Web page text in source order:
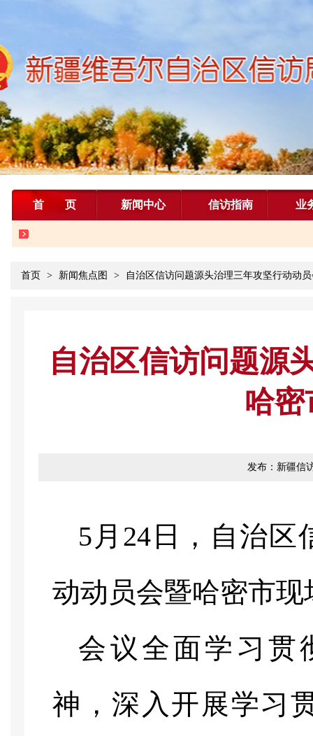
首页 新闻中心 信访指南 业
首页 > 新闻焦点图 > 自治区信访问题源头治理三年攻坚行动动
自治区信访问题源
哈密
发布：新疆信
5月24日，自治区
动动员会暨哈密市
会议全面学习贯
神，深入开展学习